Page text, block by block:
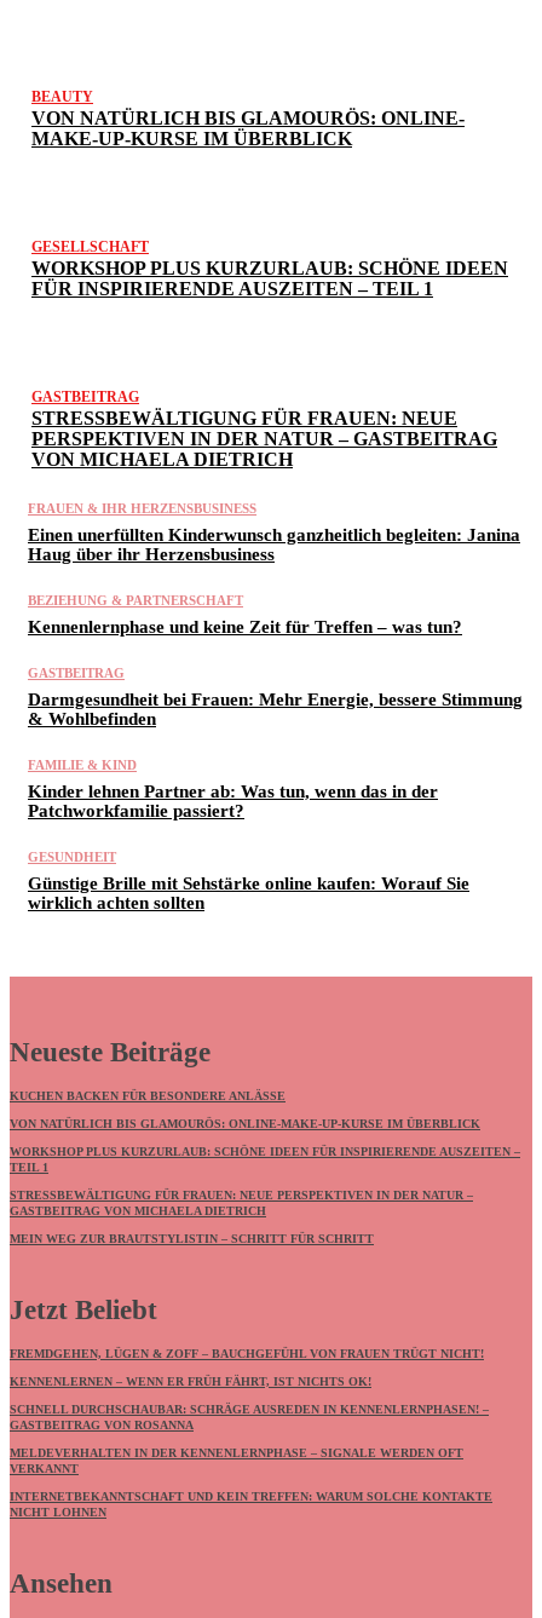
BEAUTY
VON NATÜRLICH BIS GLAMOURÖS: ONLINE-
MAKE-UP-KURSE IM ÜBERBLICK
GESELLSCHAFT
WORKSHOP PLUS KURZURLAUB: SCHÖNE IDEEN
FÜR INSPIRIERENDE AUSZEITEN – TEIL 1
GASTBEITRAG
STRESSBEWÄLTIGUNG FÜR FRAUEN: NEUE
PERSPEKTIVEN IN DER NATUR – GASTBEITRAG
VON MICHAELA DIETRICH
FRAUEN & IHR HERZENSBUSINESS
Einen unerfüllten Kinderwunsch ganzheitlich begleiten: Janina
Haug über ihr Herzensbusiness
BEZIEHUNG & PARTNERSCHAFT
Kennenlernphase und keine Zeit für Treffen – was tun?
GASTBEITRAG
Darmgesundheit bei Frauen: Mehr Energie, bessere Stimmung
& Wohlbefinden
FAMILIE & KIND
Kinder lehnen Partner ab: Was tun, wenn das in der
Patchworkfamilie passiert?
GESUNDHEIT
Günstige Brille mit Sehstärke online kaufen: Worauf Sie
wirklich achten sollten
Neueste Beiträge
KUCHEN BACKEN FÜR BESONDERE ANLÄSSE
VON NATÜRLICH BIS GLAMOURÖS: ONLINE-MAKE-UP-KURSE IM ÜBERBLICK
WORKSHOP PLUS KURZURLAUB: SCHÖNE IDEEN FÜR INSPIRIERENDE AUSZEITEN –
TEIL 1
STRESSBEWÄLTIGUNG FÜR FRAUEN: NEUE PERSPEKTIVEN IN DER NATUR –
GASTBEITRAG VON MICHAELA DIETRICH
MEIN WEG ZUR BRAUTSTYLISTIN – SCHRITT FÜR SCHRITT
Jetzt Beliebt
FREMDGEHEN, LÜGEN & ZOFF – BAUCHGEFÜHL VON FRAUEN TRÜGT NICHT!
KENNENLERNEN – WENN ER FRÜH FÄHRT, IST NICHTS OK!
SCHNELL DURCHSCHAUBAR: SCHRÄGE AUSREDEN IN KENNENLERNPHASEN! –
GASTBEITRAG VON ROSANNA
MELDEVERHALTEN IN DER KENNENLERNPHASE – SIGNALE WERDEN OFT
VERKANNT
INTERNETBEKANNTSCHAFT UND KEIN TREFFEN: WARUM SOLCHE KONTAKTE
NICHT LOHNEN
Ansehen